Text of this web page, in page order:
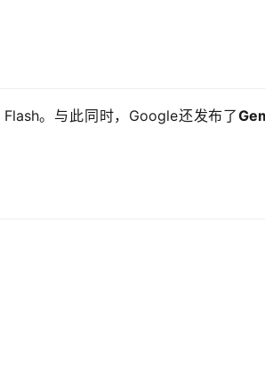
。与此同时，Google还发布了